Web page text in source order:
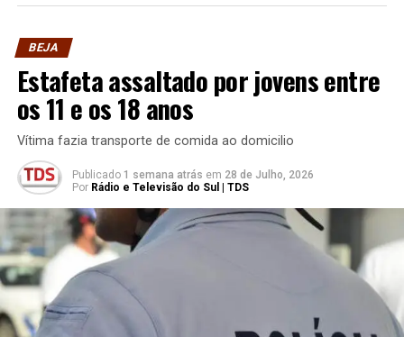
BEJA
Estafeta assaltado por jovens entre
os 11 e os 18 anos
Vítima fazia transporte de comida ao domicilio
Publicado 1 semana atrás em 28 de Julho, 2026
Por Rádio e Televisão do Sul | TDS